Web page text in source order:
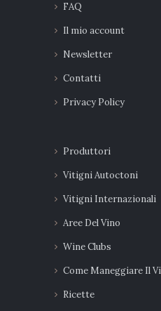
FAQ
Il mio account
Newsletter
Contatti
Privacy Policy
Produttori
Vitigni Autoctoni
Vitigni Internazionali
Aree Del Vino
Wine Clubs
Come Maneggiare Il
Ricette